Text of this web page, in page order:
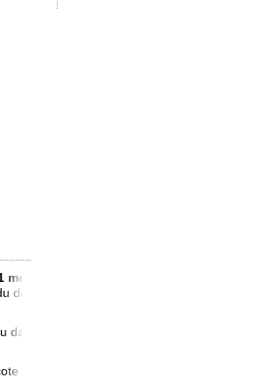
message
développement écono
le développemen
d'ivoire